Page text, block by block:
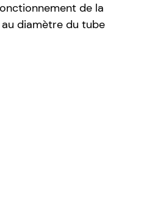
de la
diamètre du tube